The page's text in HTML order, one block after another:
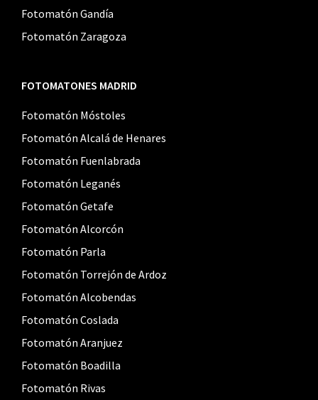
Fotomatón Gandía
Fotomatón Zaragoza
FOTOMATONES MADRID
Fotomatón Móstoles
Fotomatón Alcalá de Henares
Fotomatón Fuenlabrada
Fotomatón Leganés
Fotomatón Getafe
Fotomatón Alcorcón
Fotomatón Parla
Fotomatón Torrejón de Ardoz
Fotomatón Alcobendas
Fotomatón Coslada
Fotomatón Aranjuez
Fotomatón Boadilla
Fotomatón Rivas